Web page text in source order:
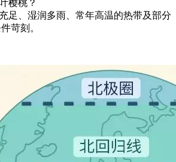
樱桃？
足、湿润多雨、常年高温的热带及部分
苛刻。